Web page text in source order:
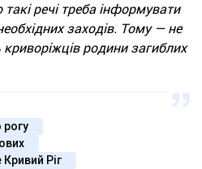
речі треба інформувати
заходів. Тому — не
родини загиблих
рогу
Ріг